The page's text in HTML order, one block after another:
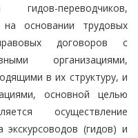
переводчиков,
основании трудовых
договоров с
организациями,
в их структуру, и
основной целью
осуществление
экскурсоводов (гидов) и